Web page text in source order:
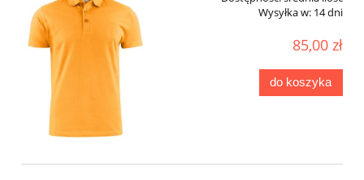
Wysyłka w: 14 dni
85,00 zł
do koszyka